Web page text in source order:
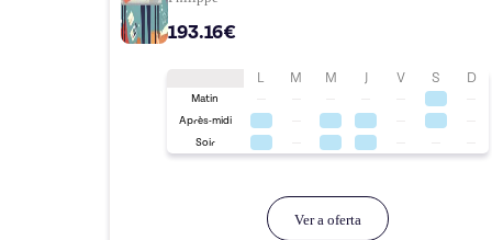
193.16€
L M M J V S D
Matin
Après-midi
Soir
Ver a oferta